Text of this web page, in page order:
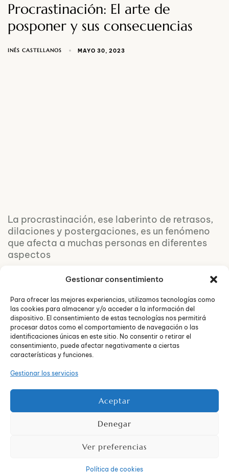
Gestionar consentimiento
Para ofrecer las mejores experiencias, utilizamos tecnologías como
las cookies para almacenar y/o acceder a la información del
dispositivo. El consentimiento de estas tecnologías nos permitirá
procesar datos como el comportamiento de navegación o las
identificaciones únicas en este sitio. No consentir o retirar el
consentimiento, puede afectar negativamente a ciertas
características y funciones.
Gestionar los servicios
Aceptar
Denegar
Ver preferencias
Política de cookies
Procrastinación: El arte de
posponer y sus consecuencias
INÉS CASTELLANOS MAYO 30, 2023
La procrastinación, ese laberinto de retrasos,
dilaciones y postergaciones, es un fenómeno
que afecta a muchas personas en diferentes
aspectos
Políticas
privacidad
© 2026
Todos